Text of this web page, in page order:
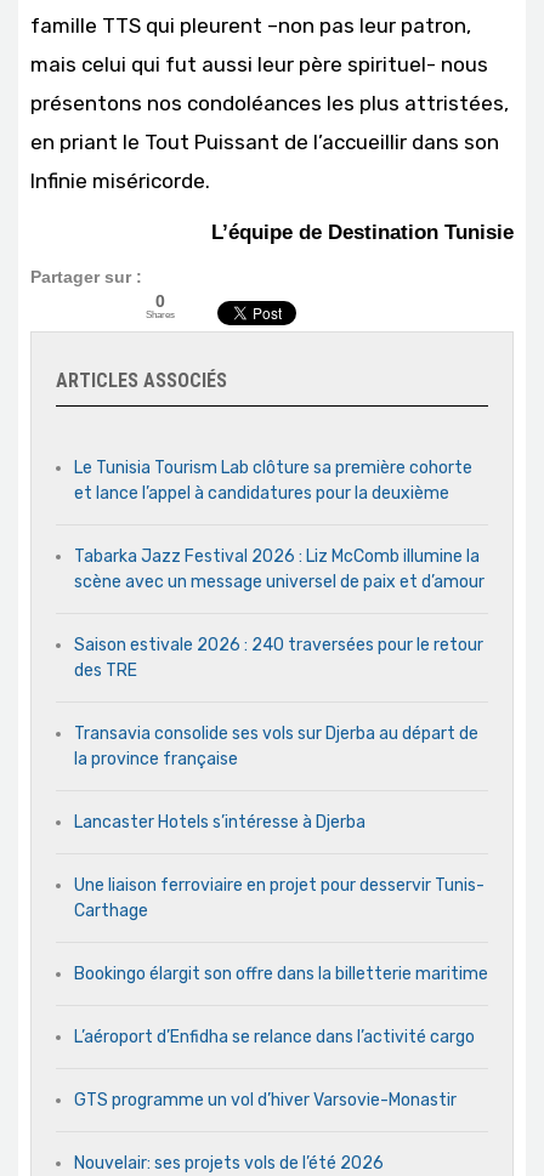
famille TTS qui pleurent –non pas leur patron,
mais celui qui fut aussi leur père spirituel- nous
présentons nos condoléances les plus attristées,
en priant le Tout Puissant de l’accueillir dans son
Infinie miséricorde.
L’équipe de Destination Tunisie
Partager sur :
0
Shares
ARTICLES ASSOCIÉS
Le Tunisia Tourism Lab clôture sa première cohorte
et lance l’appel à candidatures pour la deuxième
Tabarka Jazz Festival 2026 : Liz McComb illumine la
scène avec un message universel de paix et d’amour
Saison estivale 2026 : 240 traversées pour le retour
des TRE
Transavia consolide ses vols sur Djerba au départ de
la province française
Lancaster Hotels s’intéresse à Djerba
Une liaison ferroviaire en projet pour desservir Tunis-
Carthage
Bookingo élargit son offre dans la billetterie maritime
L’aéroport d’Enfidha se relance dans l’activité cargo
GTS programme un vol d’hiver Varsovie-Monastir
Nouvelair: ses projets vols de l’été 2026